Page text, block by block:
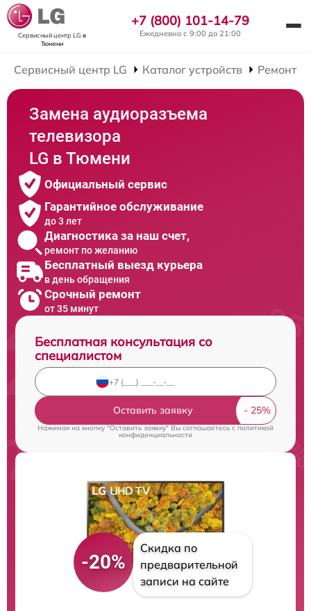
Сервисный центр LG в
Тюмени
+7 (800) 101-14-79
Ежедневно с 9:00 до 21:00
Сервисный центр LG Каталог устройств Ремонт
Замена аудиоразъема
телевизора
LG в Тюмени
Официальный сервис
Гарантийное обслуживание
до 3 лет
Диагностика за наш счет,
ремонт по желанию
Бесплатный выезд курьера
в день обращения
Срочный ремонт
от 35 минут
Бесплатная консультация со
специалистом
Оставить заявку
Нажимая на кнопку "Оставить заявку" Вы соглашаетесь cполитикой
конфиденциальности
-20%
Скидка по
предварительной
записи на сайте